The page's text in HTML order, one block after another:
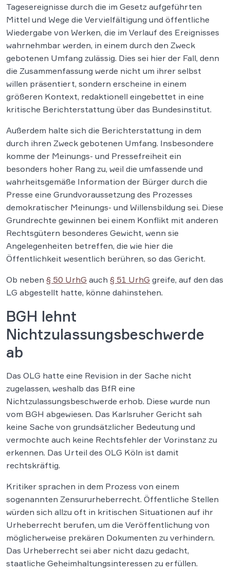
Tagesereignisse durch die im Gesetz aufgeführten
Mittel und Wege die Vervielfältigung und öffentliche
Wiedergabe von Werken, die im Verlauf des Ereignisses
wahrnehmbar werden, in einem durch den Zweck
gebotenen Umfang zulässig. Dies sei hier der Fall, denn
die Zusammenfassung werde nicht um ihrer selbst
willen präsentiert, sondern erscheine in einem
größeren Kontext, redaktionell eingebettet in eine
kritische Berichterstattung über das Bundesinstitut.
Außerdem halte sich die Berichterstattung in dem
durch ihren Zweck gebotenen Umfang. Insbesondere
komme der Meinungs- und Pressefreiheit ein
besonders hoher Rang zu, weil die umfassende und
wahrheitsgemäße Information der Bürger durch die
Presse eine Grundvoraussetzung des Prozesses
demokratischer Meinungs- und Willensbildung sei. Diese
Grundrechte gewinnen bei einem Konflikt mit anderen
Rechtsgütern besonderes Gewicht, wenn sie
Angelegenheiten betreffen, die wie hier die
Öffentlichkeit wesentlich berühren, so das Gericht.
Ob neben § 50 UrhG auch § 51 UrhG greife, auf den das
LG abgestellt hatte, könne dahinstehen.
BGH lehnt
Nichtzulassungsbeschwerde
ab
Das OLG hatte eine Revision in der Sache nicht
zugelassen, weshalb das BfR eine
Nichtzulassungsbeschwerde erhob. Diese wurde nun
vom BGH abgewiesen. Das Karlsruher Gericht sah
keine Sache von grundsätzlicher Bedeutung und
vermochte auch keine Rechtsfehler der Vorinstanz zu
erkennen. Das Urteil des OLG Köln ist damit
rechtskräftig.
Kritiker sprachen in dem Prozess von einem
sogenannten Zensururheberrecht. Öffentliche Stellen
würden sich allzu oft in kritischen Situationen auf ihr
Urheberrecht berufen, um die Veröffentlichung von
möglicherweise prekären Dokumenten zu verhindern.
Das Urheberrecht sei aber nicht dazu gedacht,
staatliche Geheimhaltungsinteressen zu erfüllen.